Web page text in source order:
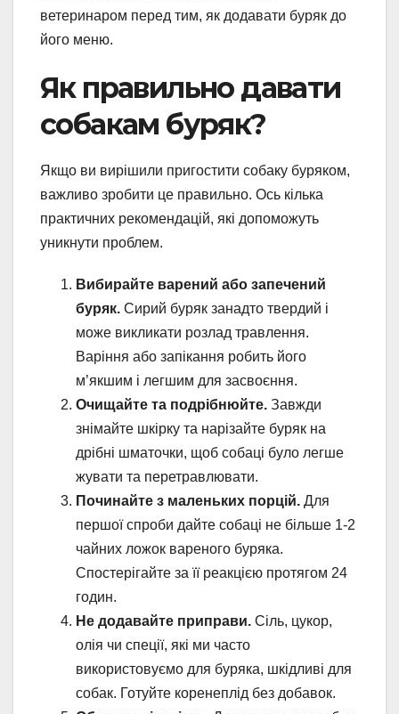
ветеринаром перед тим, як додавати буряк до
його меню.
Як правильно давати
собакам буряк?
Якщо ви вирішили пригостити собаку буряком,
важливо зробити це правильно. Ось кілька
практичних рекомендацій, які допоможуть
уникнути проблем.
Вибирайте варений або запечений
буряк. Сирий буряк занадто твердий і
може викликати розлад травлення.
Варіння або запікання робить його
м’якшим і легшим для засвоєння.
Очищайте та подрібнюйте. Завжди
знімайте шкірку та нарізайте буряк на
дрібні шматочки, щоб собаці було легше
жувати та перетравлювати.
Починайте з маленьких порцій. Для
першої спроби дайте собаці не більше 1-2
чайних ложок вареного буряка.
Спостерігайте за її реакцією протягом 24
годин.
Не додавайте приправи. Сіль, цукор,
олія чи спеції, які ми часто
використовуємо для буряка, шкідливі для
собак. Готуйте коренеплід без добавок.